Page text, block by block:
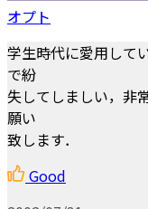
オプト
学生時代に愛用して
で紛
失してしましい，非
願い
致します．
Good